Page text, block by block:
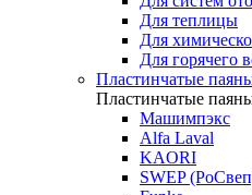
Для теплицы
Для
Для горячего
Пластинчатые
Пластинчатые
Машимпэкс
Alfa Laval
KAORI
SWEP